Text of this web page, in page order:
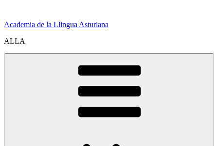
content
Academia de la Llingua Asturiana
ALLA